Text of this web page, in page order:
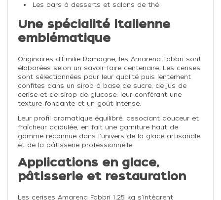
Les bars à desserts et salons de thé
Une spécialité italienne
emblématique
Originaires d'Émilie-Romagne, les Amarena Fabbri sont
élaborées selon un savoir-faire centenaire. Les cerises
sont sélectionnées pour leur qualité puis lentement
confites dans un sirop à base de sucre, de jus de
cerise et de sirop de glucose, leur conférant une
texture fondante et un goût intense.
Leur profil aromatique équilibré, associant douceur et
fraîcheur acidulée, en fait une garniture haut de
gamme reconnue dans l'univers de la glace artisanale
et de la pâtisserie professionnelle.
Applications en glace,
pâtisserie et restauration
Les cerises Amarena Fabbri 1,25 kg s'intègrent